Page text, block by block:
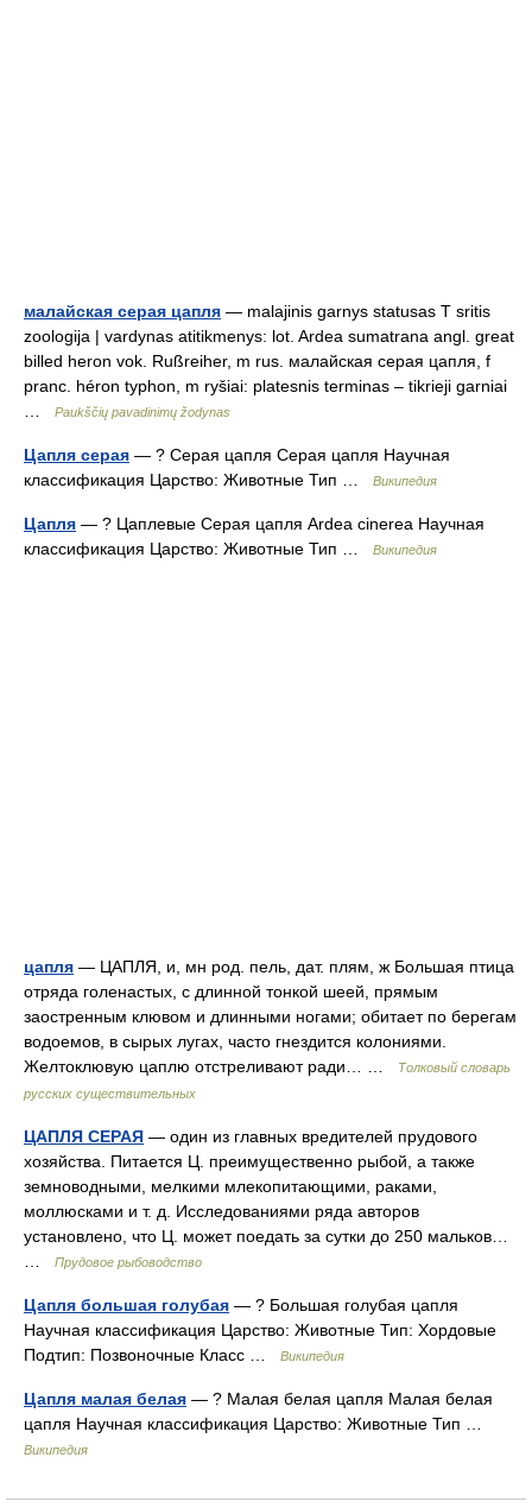
малайская серая цапля — malajinis garnys statusas T sritis
zoologija | vardynas atitikmenys: lot. Ardea sumatrana angl. great
billed heron vok. Rußreiher, m rus. малайская серая цапля, f
pranc. héron typhon, m ryšiai: platesnis terminas – tikrieji garniai
Paukščių pavadinimų žodynas
Цапля серая — ? Серая цапля Серая цапля Научная
классификация Царство: Животные Тип …
Википедия
Цапля — ? Цаплевые Серая цапля Ardea cinerea Научная
классификация Царство: Животные Тип …
Википедия
цапля — ЦАПЛЯ, и, мн род. пель, дат. плям, ж Большая птица
отряда голенастых, с длинной тонкой шеей, прямым
заостренным клювом и длинными ногами; обитает по берегам
водоемов, в сырых лугах, часто гнездится колониями.
Желтоклювую цаплю отстреливают ради… …
Толковый словарь
русских существительных
ЦАПЛЯ СЕРАЯ — один из главных вредителей прудового
хозяйства. Питается Ц. преимущественно рыбой, а также
земноводными, мелкими млекопитающими, раками,
моллюсками и т. д. Исследованиями ряда авторов
установлено, что Ц. может поедать за сутки до 250 мальков…
Прудовое рыбоводство
Цапля большая голубая — ? Большая голубая цапля
Научная классификация Царство: Животные Тип: Хордовые
Подтип: Позвоночные Класс …
Википедия
Цапля малая белая — ? Малая белая цапля Малая белая
цапля Научная классификация Царство: Животные Тип …
Википедия